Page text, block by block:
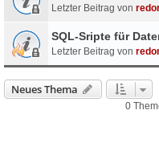
Letzter Beitrag von
SQL-Sripte für
Letzter Beitrag von
Neues Thema
0